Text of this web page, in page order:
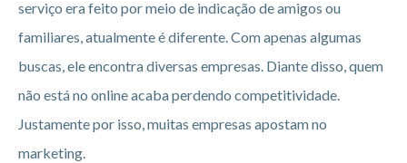
serviço era feito por meio de indicação de amigos ou
familiares, atualmente é diferente. Com apenas algumas
buscas, ele encontra diversas empresas. Diante disso, quem
não está no online acaba perdendo competitividade.
Justamente por isso, muitas empresas apostam no
marketing.